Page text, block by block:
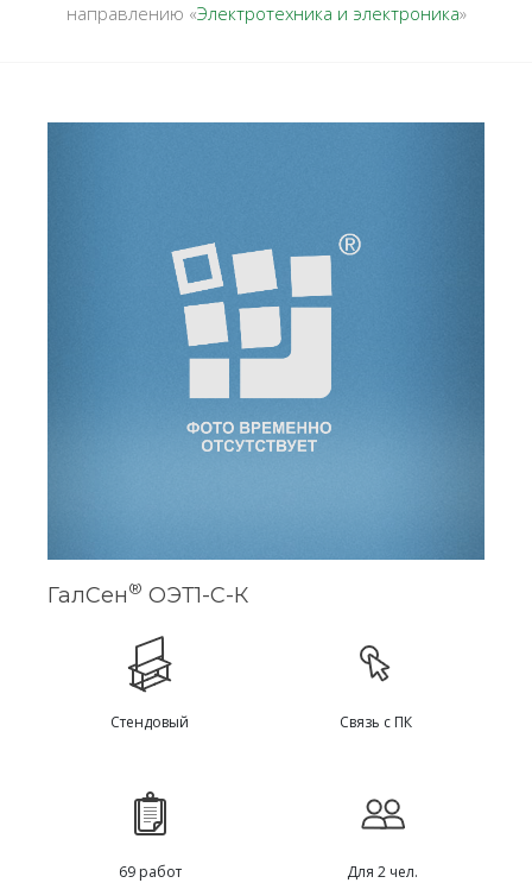
направлению «Электротехника и электроника»
ГалСен® ОЭТ1-С-К
Стендовый Связь с ПК
69 работ Для 2 чел.